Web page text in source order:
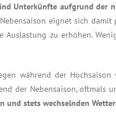
Unterkünfte aufgrund der
eignet sich damit
Auslastung zu erhöhen.
während der
der Nebensaison, oftmals
und stets wechselnden